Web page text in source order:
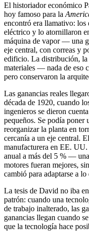
El historiador económico
hoy famoso para la
encontró era llamativo: los
eléctrico y lo atornillaron
máquina de vapor — una
eje central, con correas y
edificio. La distribución,
materiales — nada de eso
pero conservaron la
Las ganancias reales
década de 1920, cuando
ingenieros se dieron
pequeños. Se podía poner
reorganizar la planta en
cercanía a un eje central.
manufacturera en EE.
anual a más del 5 % —
motores fueran mejores,
cambió para adaptarse a
La tesis de David no iba
patrón: cuando una
de trabajo inalterado, las
ganancias llegan cuando
que la tecnología hace